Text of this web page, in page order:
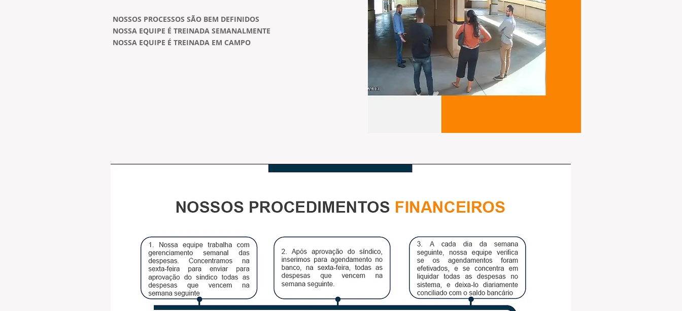
NOSSOS PROCESSOS SÃO BEM DEFINIDOS
NOSSA EQUIPE É TREINADA SEMANALMENTE
NOSSA EQUIPE É TREINADA EM CAMPO